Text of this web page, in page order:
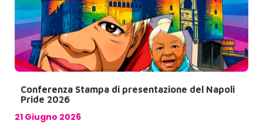
Conferenza Stampa di presentazione del Napoli
Pride 2026
21 Giugno 2026